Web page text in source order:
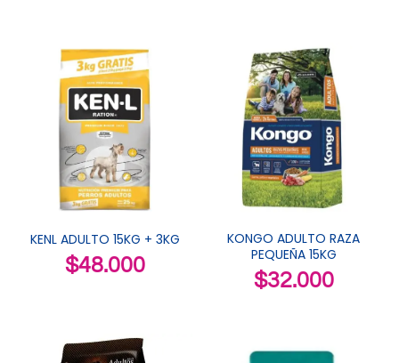
era:
$52.000.
$48.000.
KENL ADULTO 15KG + 3KG
$48.000
KONGO ADULTO RAZA
PEQUEÑA 15KG
$32.000